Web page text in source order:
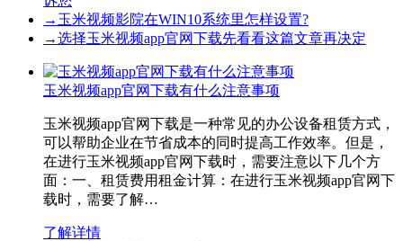
→ 玉米视频影院在WIN10系统里怎样设置?
→选择玉米视频app官网下载先看看这篇文章再决定
玉米视频app官网下载有什么注意事项
玉米视频app官网下载是一种常见的办公设备租赁方式，
可以帮助企业在节省成本的同时提高工作效率。但是，
在进行玉米视频app官网下载时，需要注意以下几个方
面：一、租赁费用租金计算：在进行玉米视频app官网下
载时，需要了解…
了解详情